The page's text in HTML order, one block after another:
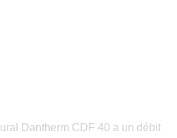
Dantherm CDF 40 a un débit